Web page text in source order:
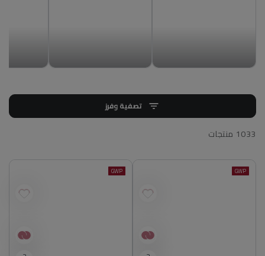
تصفية وفرز
1033 منتجات
GWP
GWP